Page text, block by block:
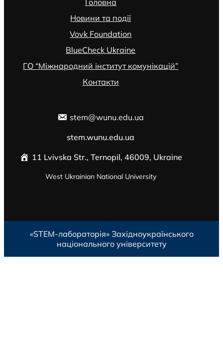
Новини та події
Vovk Foundation
BlueCheck Ukraine
ГО “Міжнародний інститут комунікацій”
Контакти
stem@wunu.edu.ua
stem.wunu.edu.ua
11 Lvivska Str., Ternopil, 46009, Ukraine
West Ukrainian National University
«STEM-лабораторія» Західноукраїнського
національного університету